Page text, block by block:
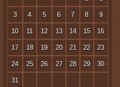
3 4 5 6 7 8 9
10 11 12 13 14 15 16
17 18 19 20 21 22 23
24 25 26 27 28 29 30
31